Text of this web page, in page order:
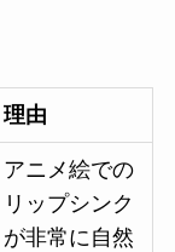
理由
アニメ絵での
リップシンク
が非常に自然